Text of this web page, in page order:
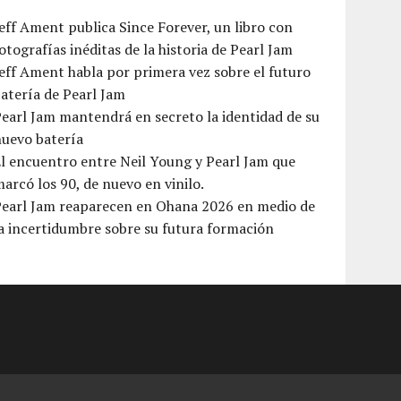
Ament publica Since Forever, un libro con
inéditas de la historia de Pearl Jam
Ament habla por primera vez sobre el futuro
de Pearl Jam
Jam mantendrá en secreto la identidad de su
batería
encuentro entre Neil Young y Pearl Jam que
los 90, de nuevo en vinilo.
Jam reaparecen en Ohana 2026 en medio de
incertidumbre sobre su futura formación